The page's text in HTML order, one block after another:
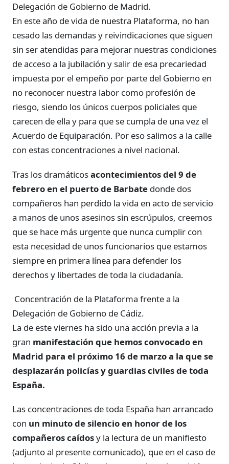
Delegación de Gobierno de Madrid.
En este año de vida de nuestra Plataforma, no han
cesado las demandas y reivindicaciones que siguen
sin ser atendidas para mejorar nuestras condiciones
de acceso a la jubilación y salir de esa precariedad
impuesta por el empeño por parte del Gobierno en
no reconocer nuestra labor como profesión de
riesgo, siendo los únicos cuerpos policiales que
carecen de ella y para que se cumpla de una vez el
Acuerdo de Equiparación. Por eso salimos a la calle
con estas concentraciones a nivel nacional.
Tras los dramáticosacontecimientos del 9 de
febrero en el puerto de Barbate donde dos
compañeros han perdido la vida en acto de servicio
a manos de unos asesinos sin escrúpulos, creemos
que se hace más urgente que nunca cumplir con
esta necesidad de unos funcionarios que estamos
siempre en primera línea para defender los
derechos y libertades de toda la ciudadanía.
Concentración de la Plataforma frente a la
Delegación de Gobierno de Cádiz.
La de este viernes ha sido una acción previa a la
gran manifestación que hemos convocado en
Madrid para el próximo 16 de marzo a la que se
desplazarán policías y guardias civiles de toda
España.
Las concentraciones de toda España han arrancado
con un minuto de silencio en honor de los
compañeros caídosy la lectura de un manifiesto
(adjunto al presente comunicado), que en el caso de